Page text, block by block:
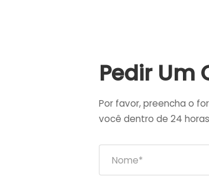
Pedir Um
Por favor, preencha o
você dentro de 24